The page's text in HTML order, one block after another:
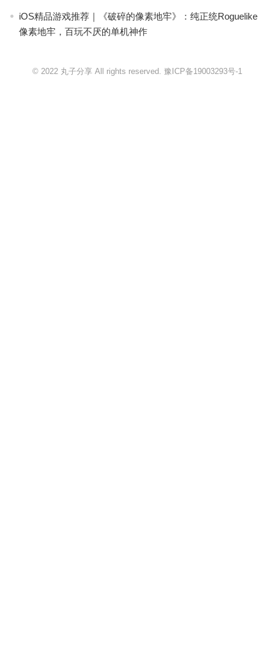
iOS精品游戏推荐｜《破碎的像素地牢》：纯正统Roguelike
像素地牢，百玩不厌的单机神作
© 2022 丸子分享 All rights reserved. 豫ICP备19003293号-1